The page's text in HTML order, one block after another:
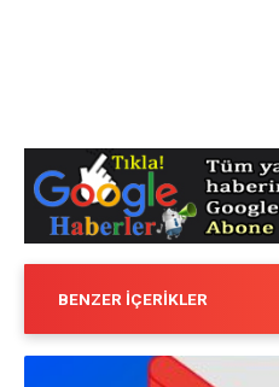
BENZER İÇERIKLER